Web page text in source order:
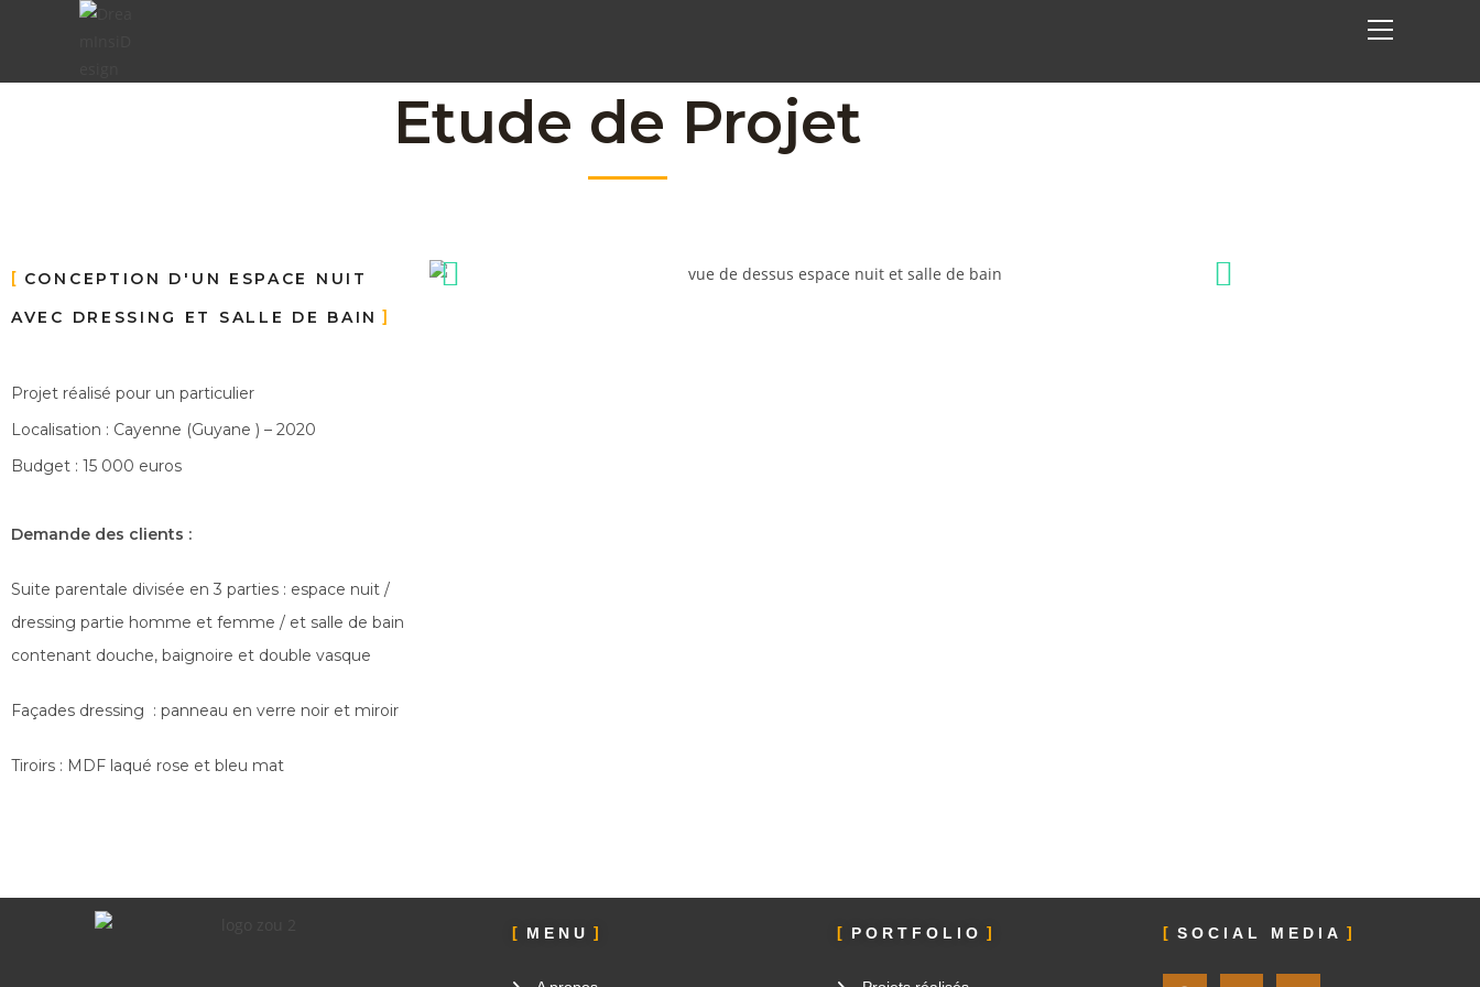
Etude de Projet
CONCEPTION D'UN ESPACE NUIT
AVEC DRESSING ET SALLE DE BAIN
Projet réalisé pour un particulier
Localisation : Cayenne (Guyane ) – 2020
Budget : 15 000 euros
Demande des clients :
Suite parentale divisée en 3 parties : espace nuit /
dressing partie homme et femme / et salle de bain
contenant douche, baignoire et double vasque
Façades dressing : panneau en verre noir et miroir
Tiroirs : MDF laqué rose et bleu mat
MENU PORTFOLIO SOCIAL MEDIA